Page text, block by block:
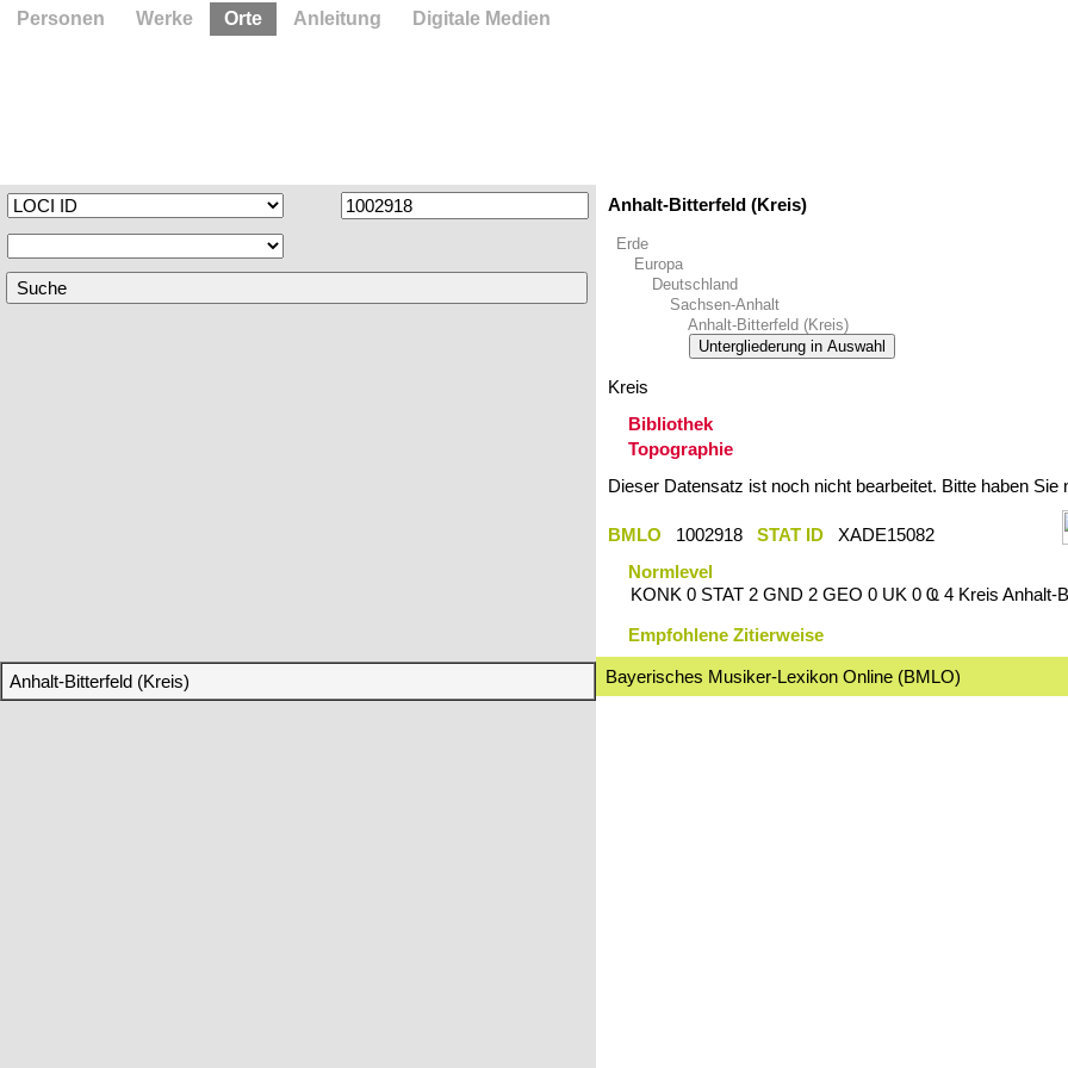
Anhalt-Bitterfeld (Kreis)
Anhalt-Bitterfeld (Kreis)
Erde
Europa
Deutschland
Sachsen-Anhalt
Anhalt-Bitterfeld (Kreis)
Untergliederung in Auswahl
Kreis
Bibliothek
Topographie
Dieser Datensatz ist noch nicht bearbeitet. Bitte haben Sie
BMLO 1002918 STAT ID
XADE15082
Normlevel
KONK 0 STAT 2 GND 2 GEO 0 UK 0 Ҩ 4 Kreis Anhalt-
Empfohlene Zitierweise
Bayerisches Musiker-Lexikon Online (BMLO)
Personen Werke Orte Anleitung Digitale Medien